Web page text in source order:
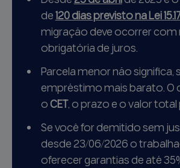
de120 dias previsto na Lei
migração deve ocorrer com
obrigatória de juros.
Parcela menor não significa,
empréstimo mais barato. O
oCET, o prazo e o valor total
Se você for demitido sem
desde 23/06/2026 o
oferecer garantias de até